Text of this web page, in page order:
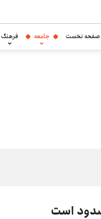
صفحه نخست جامعه فرهنگ